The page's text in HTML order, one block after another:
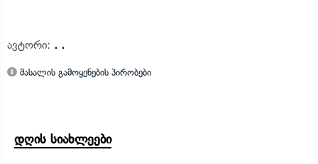
ავტორი: . .
მასალის გამოყენების პირობები
დღის სიახლეები